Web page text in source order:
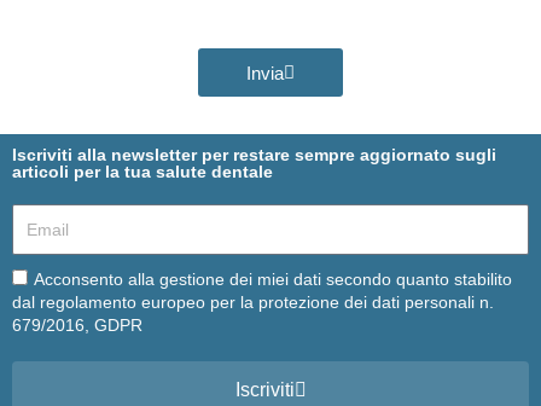
Invia
Iscriviti alla newsletter per restare sempre aggiornato sugli
articoli per la tua salute dentale
Email
Email
Acconsento alla gestione dei miei dati secondo quanto stabilito
dal regolamento europeo per la protezione dei dati personali n.
679/2016, GDPR
Iscriviti